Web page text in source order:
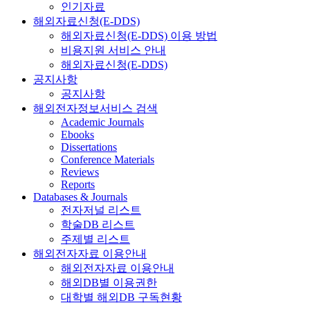
인기자료
해외자료신청(E-DDS)
해외자료신청(E-DDS) 이용 방법
비용지원 서비스 안내
해외자료신청(E-DDS)
공지사항
공지사항
해외전자정보서비스 검색
Academic Journals
Ebooks
Dissertations
Conference Materials
Reviews
Reports
Databases & Journals
전자저널 리스트
학술DB 리스트
주제별 리스트
해외전자자료 이용안내
해외전자자료 이용안내
해외DB별 이용권한
대학별 해외DB 구독현황